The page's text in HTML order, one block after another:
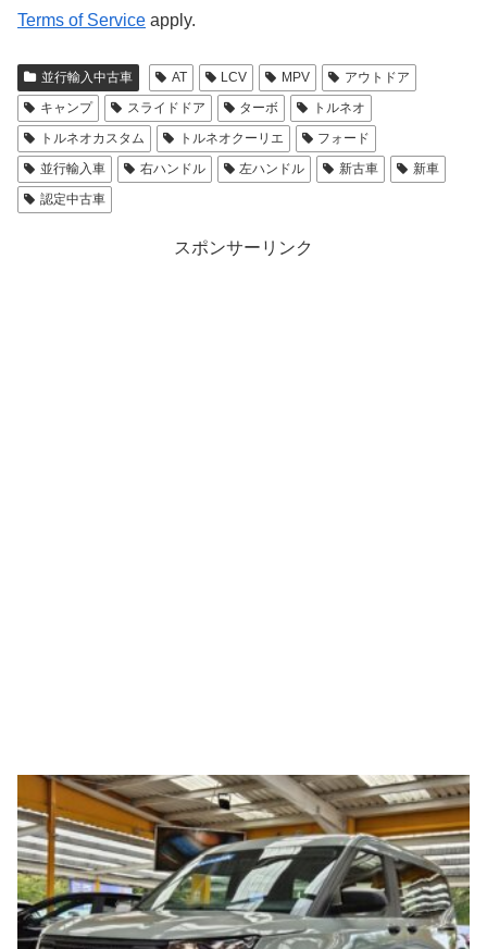
Terms of Service apply.
並行輸入中古車 AT LCV MPV
アウトドア
キャンプ
スライドドア ターボ
トルネオ
トルネオカスタム
トルネオクーリエ
フォード
並行輸入車
右ハンドル 左ハンドル 新古車
新車
認定中古車
スポンサーリンク